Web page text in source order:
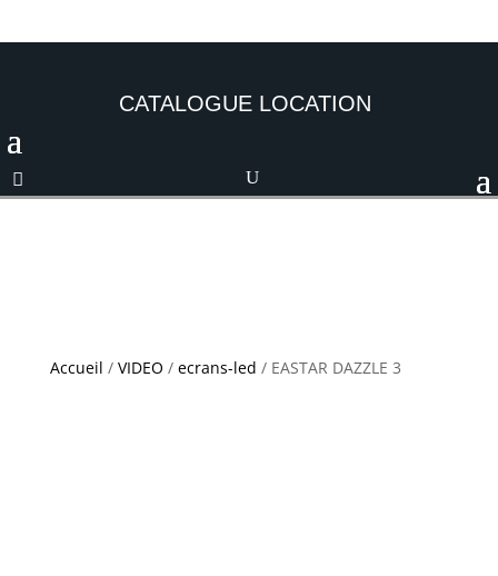
CATALOGUE LOCATION
Accueil / VIDEO / ecrans-led / EASTAR DAZZLE 3